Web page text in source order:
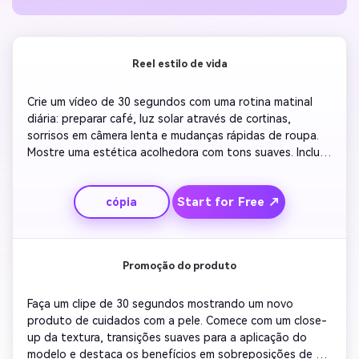
Reel estilo de vida
Crie um vídeo de 30 segundos com uma rotina matinal
diária: preparar café, luz solar através de cortinas,
sorrisos em câmera lenta e mudanças rápidas de roupa.
Mostre uma estética acolhedora com tons suaves. Inclua
cenas em ritmo com a batida. Terminar com uma citação
inspiradora sobreposta naturalmente.
cópia Start for Free ↗
Promoção do produto
Faça um clipe de 30 segundos mostrando um novo
produto de cuidados com a pele. Comece com um close-
up da textura, transições suaves para a aplicação do
modelo e destaca os benefícios em sobreposições de